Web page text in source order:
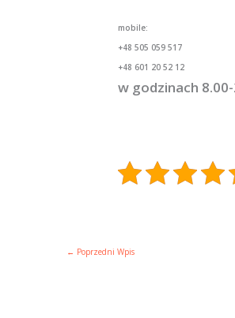
mobile:
+48 505 059 517
+48 601 20 52 12
w godzinach
← Poprzedni Wpis